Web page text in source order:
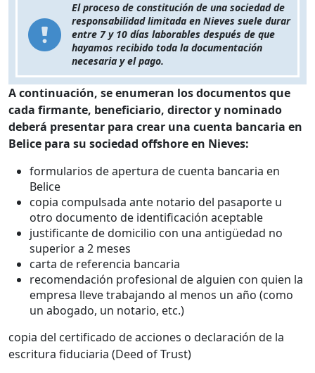
El proceso de constitución de una sociedad de
responsabilidad limitada en Nieves suele durar
entre 7 y 10 días laborables después de que
hayamos recibido toda la documentación
necesaria y el pago.
A continuación, se enumeran los documentos que
cada firmante, beneficiario, director y nominado
deberá presentar para crear una cuenta bancaria en
Belice para su sociedad offshore en Nieves:
formularios de apertura de cuenta bancaria en
Belice
copia compulsada ante notario del pasaporte u
otro documento de identificación aceptable
justificante de domicilio con una antigüedad no
superior a 2 meses
carta de referencia bancaria
recomendación profesional de alguien con quien la
empresa lleve trabajando al menos un año (como
un abogado, un notario, etc.)
copia del certificado de acciones o declaración de la
escritura fiduciaria (Deed of Trust)